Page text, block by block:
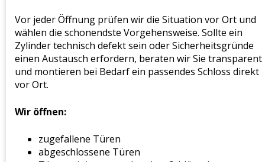
Vor jeder Öffnung prüfen wir die Situation vor Ort und
wählen die schonendste Vorgehensweise. Sollte ein
Zylinder technisch defekt sein oder Sicherheitsgründe
einen Austausch erfordern, beraten wir Sie transparent
und montieren bei Bedarf ein passendes Schloss direkt
vor Ort.
Wir öffnen:
zugefallene Türen
abgeschlossene Türen